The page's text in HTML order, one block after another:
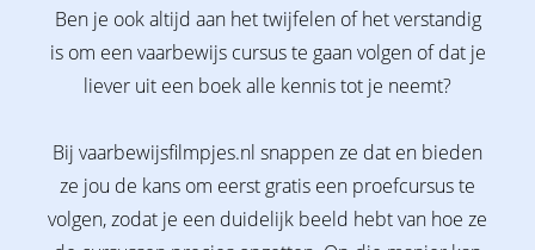
Ben je ook altijd aan het twijfelen of het verstandig
is om een vaarbewijs cursus te gaan volgen of dat je
liever uit een boek alle kennis tot je neemt?
Bij vaarbewijsfilmpjes.nl snappen ze dat en bieden
ze jou de kans om eerst gratis een proefcursus te
volgen, zodat je een duidelijk beeld hebt van hoe ze